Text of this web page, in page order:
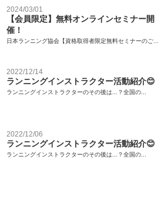
2024/03/01
【会員限定】無料オンラインセミナー開
催！
日本ランニング協会【資格取得者限定無料セミナーのご...
2022/12/14
ランニングインストラクター活動紹介😊
ランニングインストラクターのその後は...？全国の...
2022/12/06
ランニングインストラクター活動紹介😊
ランニングインストラクターのその後は...？全国の...